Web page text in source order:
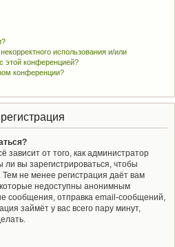
использования и/или
этой конференцией?
конференции?
зависит от того, как администратор
вы зарегистрироваться, чтобы
не менее регистрация даёт вам
недоступны анонимным
сообщения, отправка email-сообщений,
займёт у вас всего пару минут,